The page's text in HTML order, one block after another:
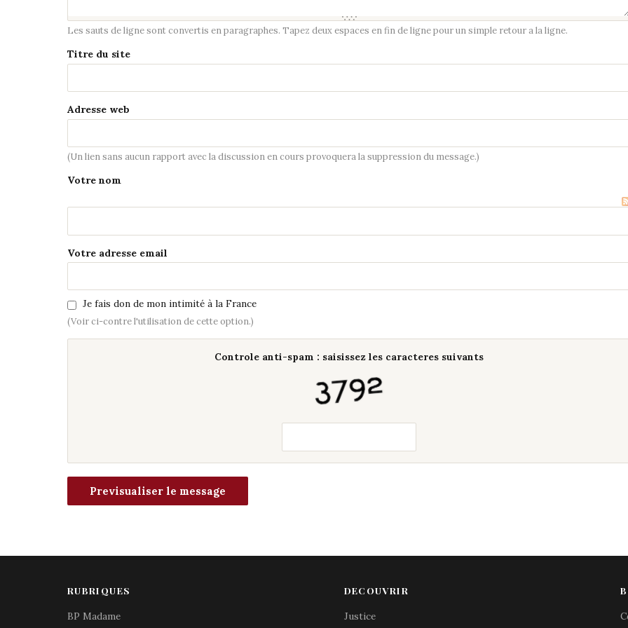
Les sauts de ligne sont convertis en paragraphes. Tapez deux espaces en fin de ligne pour un simple retour a la ligne.
Titre du site
Adresse web
(Un lien sans aucun rapport avec la discussion en cours provoquera la suppression du message.)
Votre nom
Votre adresse email
Je fais don de mon intimité à la France
(Voir ci-contre l'utilisation de cette option.)
Controle anti-spam : saisissez les caracteres suivants
RUBRIQUES
BP Madame
DECOUVRIR
Justice